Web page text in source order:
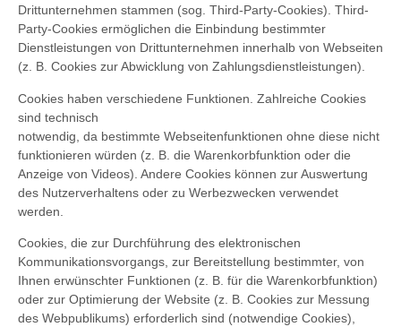
Drittunternehmen stammen (sog. Third-Party-Cookies). Third-
Party-Cookies ermöglichen die Einbindung bestimmter
Dienstleistungen von Drittunternehmen innerhalb von Webseiten
(z. B. Cookies zur Abwicklung von Zahlungsdienstleistungen).
Cookies haben verschiedene Funktionen. Zahlreiche Cookies
sind technisch
notwendig, da bestimmte Webseitenfunktionen ohne diese nicht
funktionieren würden (z. B. die Warenkorbfunktion oder die
Anzeige von Videos). Andere Cookies können zur Auswertung
des Nutzerverhaltens oder zu Werbezwecken verwendet
werden.
Cookies, die zur Durchführung des elektronischen
Kommunikationsvorgangs, zur Bereitstellung bestimmter, von
Ihnen erwünschter Funktionen (z. B. für die Warenkorbfunktion)
oder zur Optimierung der Website (z. B. Cookies zur Messung
des Webpublikums) erforderlich sind (notwendige Cookies),